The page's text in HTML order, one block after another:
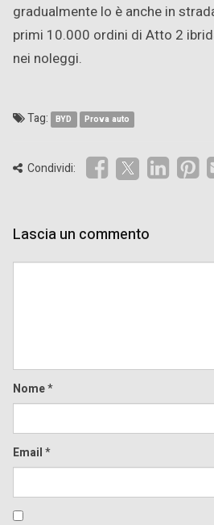
gradualmente lo è anche in
primi 10.000 ordini di Atto 2
nei noleggi.
Tag: BYD Prova auto
Condividi:
Lascia un commento
Nome*
Email*